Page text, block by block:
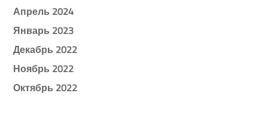
Апрель 2024
Январь 2023
Декабрь 2022
Ноябрь 2022
Октябрь 2022